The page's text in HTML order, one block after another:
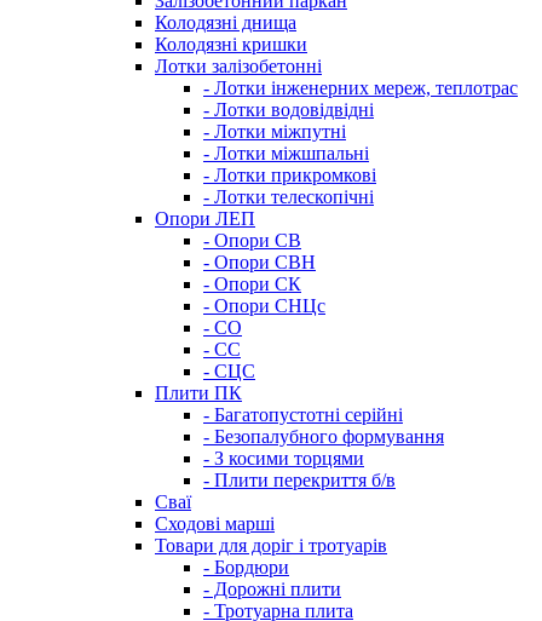
Колодязні днища
Колодязні кришки
Лотки залізобетонні
- Лотки інженерних мереж, теплотрас
- Лотки водовідвідні
- Лотки міжпутні
- Лотки міжшпальні
- Лотки прикромкові
- Лотки телескопічні
Опори ЛЕП
- Опори СВ
- Опори СВН
- Опори СК
- Опори СНЦс
- СО
- СС
- СЦС
Плити ПК
- Багатопустотні серійні
- Безопалубного формування
- З косими торцями
- Плити перекриття б/в
Сваї
Сходові марші
Товари для доріг і тротуарів
- Бордюри
- Дорожні плити
- Тротуарна плита